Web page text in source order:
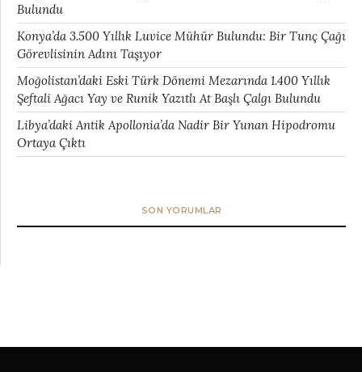
Bulundu
Konya’da 3.500 Yıllık Luvice Mühür Bulundu: Bir Tunç Çağı
Görevlisinin Adını Taşıyor
Moğolistan’daki Eski Türk Dönemi Mezarında 1.400 Yıllık
Şeftali Ağacı Yay ve Runik Yazıtlı At Başlı Çalgı Bulundu
Libya’daki Antik Apollonia’da Nadir Bir Yunan Hipodromu
Ortaya Çıktı
SON YORUMLAR